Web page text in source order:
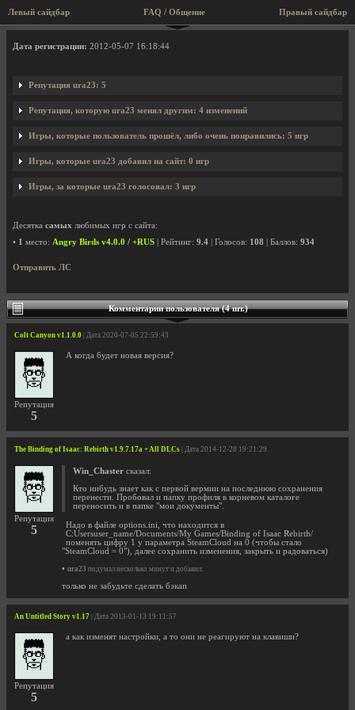
Левый сайдбар Правый сайдбар
FAQ / Общение
Профиль пользователя ura23
Дата регистрации: 2012-05-07 16:18:44
Репутация ura23: 5
Репутация, которую ura23 менял другим: 4 изменений
Игры, которые пользователь прошёл, либо очень понравились: 5 игр
Игры, которые ura23 добавил на сайт: 0 игр
Игры, за которые ura23 голосовал: 3 игр
Десятка самых любимых игр с сайта:
• 1 место: Angry Birds v4.0.0 / +RUS | Рейтинг: 9.4 | Голосов: 108 | Баллов: 934
Отправить ЛС
Комментарии пользователя (4 шт.)
Colt Canyon v1.1.0.0 | Дата 2020-07-05 22:59:43
Репутация
5
А когда будет новая версия?
The Binding of Isaac: Rebirth v1.9.7.17a + All DLCs | Дата 2014-12-28 19:21:29
Репутация
5
Win_Chaster сказал:
Кто нибудь знает как с первой вермии на последнюю сохранения
перенести. Пробовал и папку профиля в корневом каталоге
переносить и в папке "мои документы".
Надо в файле options.ini, что находится в
C:Usersuser_name/Documents/My Games/Binding of Isaac Rebirth/
поменять цифру 1 у параметра SteamCloud на 0 (чтобы стало
"SteamCloud = 0"), далее сохранить изменения, закрыть и радоваться)
• ura23 подумал несколько минут и добавил:
только не забудьте сделать бэкап
An Untitled Story v1.17 | Дата 2013-01-13 19:11:57
Репутация
5
а как изменят настройки, а то они не реагируют на клавиши?